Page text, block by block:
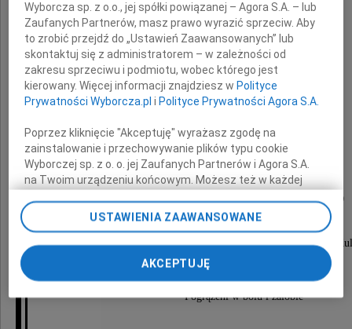
mgr Jan Wieczorek
Nabożeństwo żałobne odbędzie się
dnia 11 września 2010 roku o godzinie 13.00
w kościele na Cmentarzu Kule,
po którym odbędzie się pogrzeb na Cmentarzu
Pogrążeni w bólu i żałobie
Wyborcza sp. z o.o., jej spółki powiązanej – Agora S.A. – lub
Zaufanych Partnerów, masz prawo wyrazić sprzeciw. Aby
to zrobić przejdź do „Ustawień Zaawansowanych” lub
skontaktuj się z administratorem – w zależności od
zakresu sprzeciwu i podmiotu, wobec którego jest
kierowany. Więcej informacji znajdziesz w Polityce
Prywatności Wyborcza.pl i Polityce Prywatności Agora S.A.
Poprzez kliknięcie "Akceptuję" wyrażasz zgodę na
zainstalowanie i przechowywanie plików typu cookie
Wyborczej sp. z o. o. jej Zaufanych Partnerów i Agora S.A.
na Twoim urządzeniu końcowym. Możesz też w każdej
ponownie wywołując narzędzie do zarządzania Twoimi
preferencjami dot. przetwarzania danych poprzez
odnośnik „Ustawienia prywatności” w stopce serwisu i
przechodząc do sekcji „Ustawienia zaawansowane”.
Zmiana ustawień plików cookie możliwa jest także za
USTAWIENIA ZAAWANSOWANE
AKCEPTUJĘ